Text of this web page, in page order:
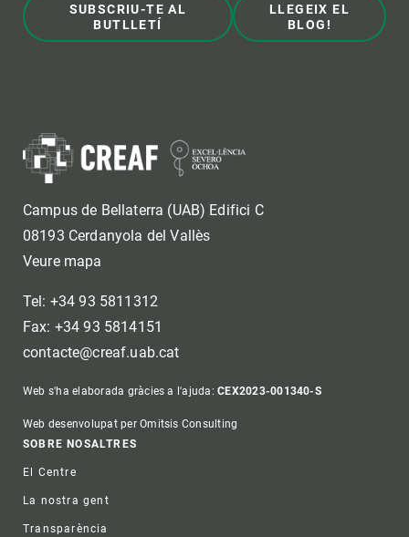
SUBSCRIU-TE AL
BUTLLETÍ
LLEGEIX EL
BLOG!
Campus de Bellaterra (UAB) Edifici C
08193 Cerdanyola del Vallès
Veure mapa
Tel: +34 93 5811312
Fax: +34 93 5814151
contacte@creaf.uab.cat
Web s'ha elaborada gràcies a l'ajuda:CEX2023-001340-S
Web desenvolupat per Omitsis Consulting
Footer
SOBRE NOSALTRES
El Centre
La nostra gent
Transparència